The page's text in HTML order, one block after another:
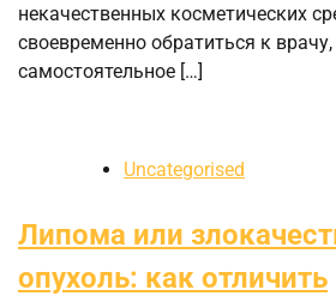
некачественных косметических
своевременно обратиться к
самостоятельное […]
Uncategorised
Липома или
опухоль: как отличить